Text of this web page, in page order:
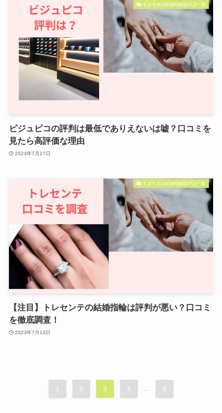
おすすめの結婚指輪販売店一覧
ビジュピコの評判は最低でありえないは嘘？口コミを
見たら高評価な理由
2023年7月27日
おすすめの結婚指輪販売店一覧
【注目】トレセンテの結婚指輪は評判が悪い？口コミ
を徹底調査！
2023年7月13日
1 2 3 4 ... 9